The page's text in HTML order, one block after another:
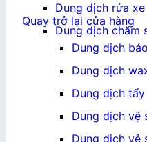
Quay trở lại cửa hàng
Dung dịch rửa
Dung dịch chăm
Dung dịch
Dung dịch
Dung dịch
Dung dịch vệ
Dung dịch vệ